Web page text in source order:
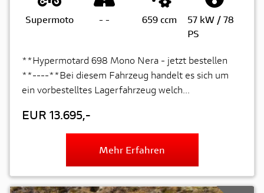
Supermoto - - 659 ccm
57 kW / 78
PS
**Hypermotard 698 Mono Nera - jetzt bestellen
**----**Bei diesem Fahrzeug handelt es sich um
ein vorbestelltes Lagerfahrzeug welch...
EUR 13.695,-
Mehr Erfahren